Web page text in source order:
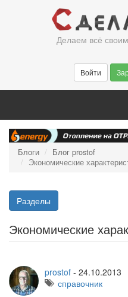
Делаем всё
Войти
Блоги
Блог prostof
Экономические
Разделы
Экономические
prostof - 24.10.2013
справочник